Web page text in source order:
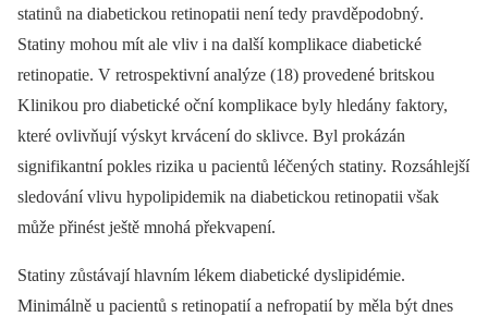
statinů na diabetickou retinopatii není tedy pravděpodobný.
Statiny mohou mít ale vliv i na další komplikace diabetické
retinopatie. V retrospektivní analýze (18) provedené britskou
Klinikou pro diabetické oční komplikace byly hledány faktory,
které ovlivňují výskyt krvácení do sklivce. Byl prokázán
signifikantní pokles rizika u pacientů léčených statiny. Rozsáhlejší
sledování vlivu hypolipidemik na diabetickou retinopatii však
může přinést ještě mnohá překvapení.
Statiny zůstávají hlavním lékem diabetické dyslipidémie.
Minimálně u pacientů s retinopatií a nefropatií by měla být dnes